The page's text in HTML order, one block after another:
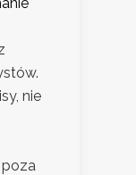
nie
poza